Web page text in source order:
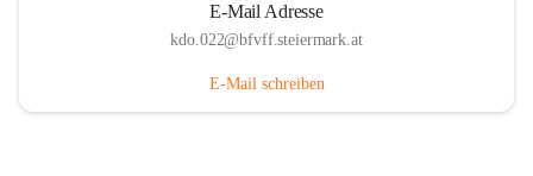
E-Mail Adresse
kdo.022@bfvff.steiermark.at
E-Mail schreiben